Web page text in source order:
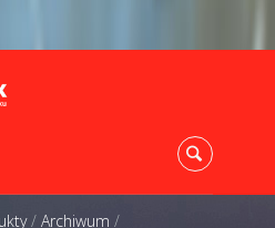
/ Archiwum /